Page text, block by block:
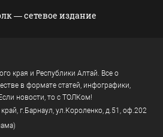
— сетевое издание
края и Республики Алтай. Все о
в формате статей, инфографики,
новости, то с ТОЛКом!
г. Барнаул ул.Короленко, д.51, оф.202